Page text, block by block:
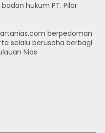
hukum PT. Pilar
berpedoman
selalu berusaha berbagi
Nias